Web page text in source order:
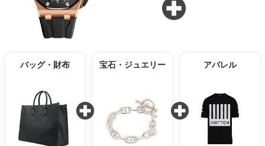
バッグ・財布 宝石・ジュエリー アパレル